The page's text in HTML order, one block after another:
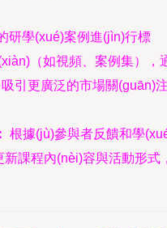
研學(xué)案例進(jìn)行標
（如視頻、案例集），
引更廣泛的市場關(guān)
根據(jù)參與者反饋和學
課程內(nèi)容與活動形式